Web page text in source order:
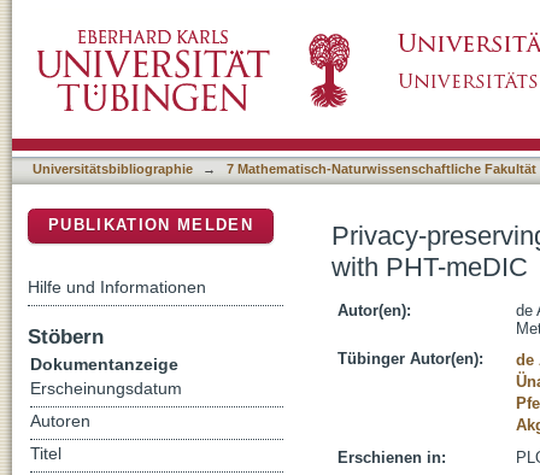
Universitätsbibliographie → 7 Mathematisch-Naturwissenschaftliche Fakultät
Privacy-
with PHT-meDIC
Autor(en):
de
Tübinger Autor(en):
de
Erschienen in:
PUBLIKATION MELDEN
Hilfe und Informationen
Stöbern
Dokumentanzeige
Erscheinungsdatum
Autoren
Titel